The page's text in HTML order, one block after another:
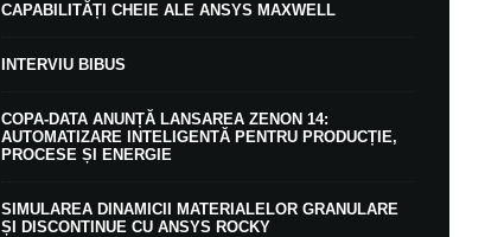
CAPABILITĂȚI CHEIE ALE ANSYS MAXWELL
INTERVIU BIBUS
COPA-DATA ANUNȚĂ LANSAREA ZENON 14:
AUTOMATIZARE INTELIGENTĂ PENTRU PRODUCȚIE,
PROCESE ȘI ENERGIE
SIMULAREA DINAMICII MATERIALELOR GRANULARE
ȘI DISCONTINUE CU ANSYS ROCKY